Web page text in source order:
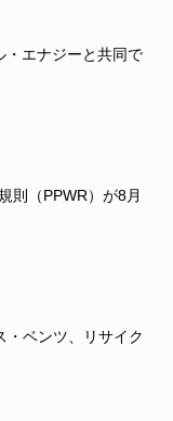
・エナジーと共同で
則（PPWR）が8月
・ベンツ、リサイク